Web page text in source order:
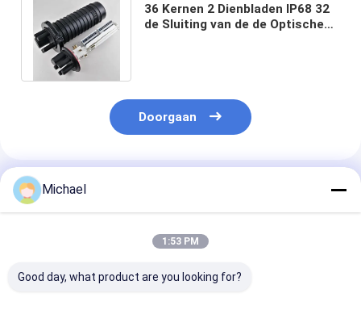
36 Kernen 2 Dienbladen IP68 32
de Sluiting van de de Optische
Doorgaan
Geadviseerde Producten
Michael
1:53 PM
Good day, what product are you looking for?